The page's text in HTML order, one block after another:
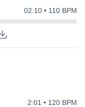
02:10 • 110 BPM
2:01 • 120 BPM